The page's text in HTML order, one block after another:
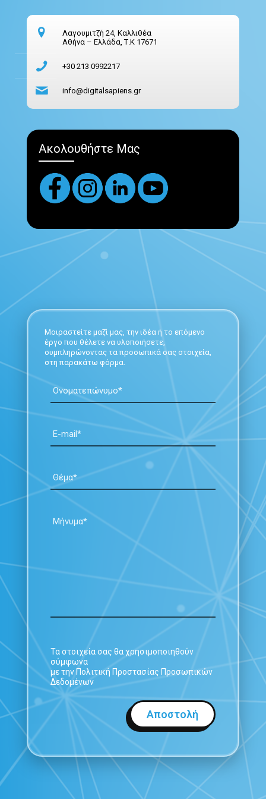
Λαγουμιτζή 24, Καλλιθέα
Αθήνα – Ελλάδα, Τ.Κ 17671
+30 213 0992217
info@digitalsapiens.gr
Ακολουθήστε Μας
Μοιραστείτε μαζί μας, την ιδέα ή το επόμενο
έργο που θέλετε να υλοποιήσετε,
συμπληρώνοντας τα προσωπικά σας στοιχεία,
στη παρακάτω φόρμα.
Τα στοιχεία σας θα χρησιμοποιηθούν
σύμφωνα
με την Πολιτική Προστασίας Προσωπικών
Δεδομένων